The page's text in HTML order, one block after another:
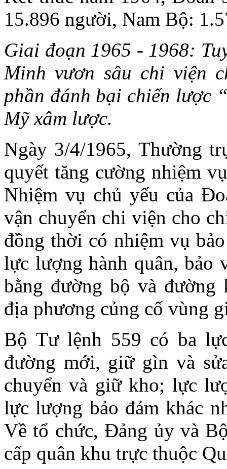
15.896 người, Nam Bộ:
Giai đoạn 1965 - 1968:
Minh vươn sâu chi viện
phần đánh bại chiến lược
Mỹ xâm lược.
Ngày 3/4/1965, Thường
quyết tăng cường nhiệm
Nhiệm vụ chủ yếu của
vận chuyển chi viện cho
đồng thời có nhiệm vụ
lực lượng hành quân, bảo
bằng đường bộ và
địa phương củng cố vùng
Bộ Tư lệnh 559 có ba
đường mới, giữ gìn và
chuyển và giữ kho; lực
lực lượng bảo đảm khác
Về tổ chức, Đảng ủy và
cấp quân khu trực thuộc